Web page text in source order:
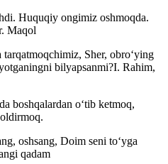
Huquqiy ongimiz oshmoqda.
Maqol
Sher, obroʻying
bilyapsanmi?I. Rahim,
boshqalardan oʻtib ketmoq,
oshsang, Doim seni toʻyga
qadam